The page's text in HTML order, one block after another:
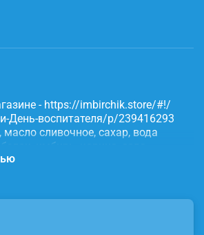
- https://imbirchik.store/#!/
День-воспитателя/p/239416293
сливочное, сахар, вода
имбирь, корица, сода,